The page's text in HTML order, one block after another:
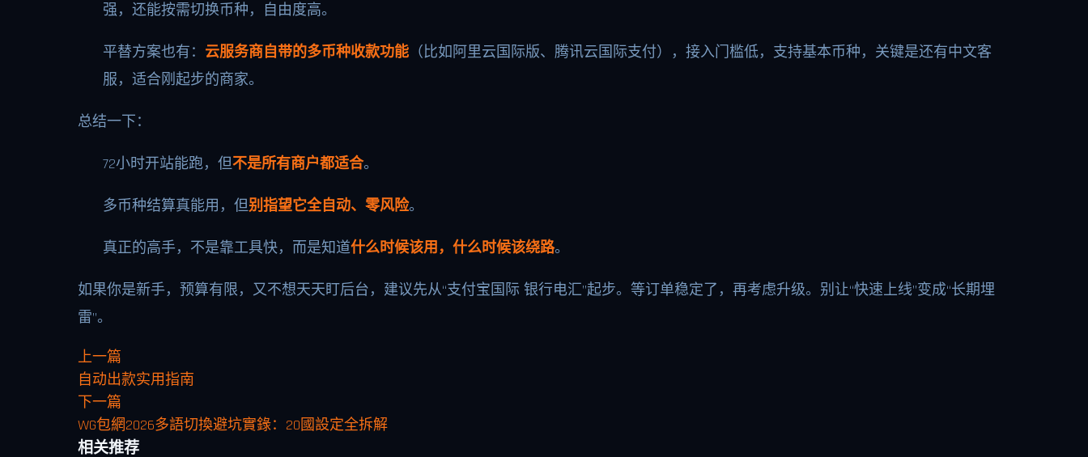
强，还能按需切换币种，自由度高。
平替方案也有： 云服务商自带的多币种收款功能 （比如阿里云国际版、腾讯云国际支付），接入门槛低，支持基本币种，关键是还有中文客
服，适合刚起步的商家。
总结一下：
72小时开站能跑，但不是所有商户都适合。
多币种结算真能用，但别指望它全自动、零风险。
真正的高手，不是靠工具快，而是知道什么时候该用，什么时候该绕路。
如果你是新手，预算有限，又不想天天盯后台，建议先从“支付宝国际 银行电汇”起步。等订单稳定了，再考虑升级。别让“快速上线”变成“长期埋
雷”。
上一篇
自动出款实用指南
下一篇
WG包網2026多語切換避坑實錄：20國設定全拆解
相关推荐